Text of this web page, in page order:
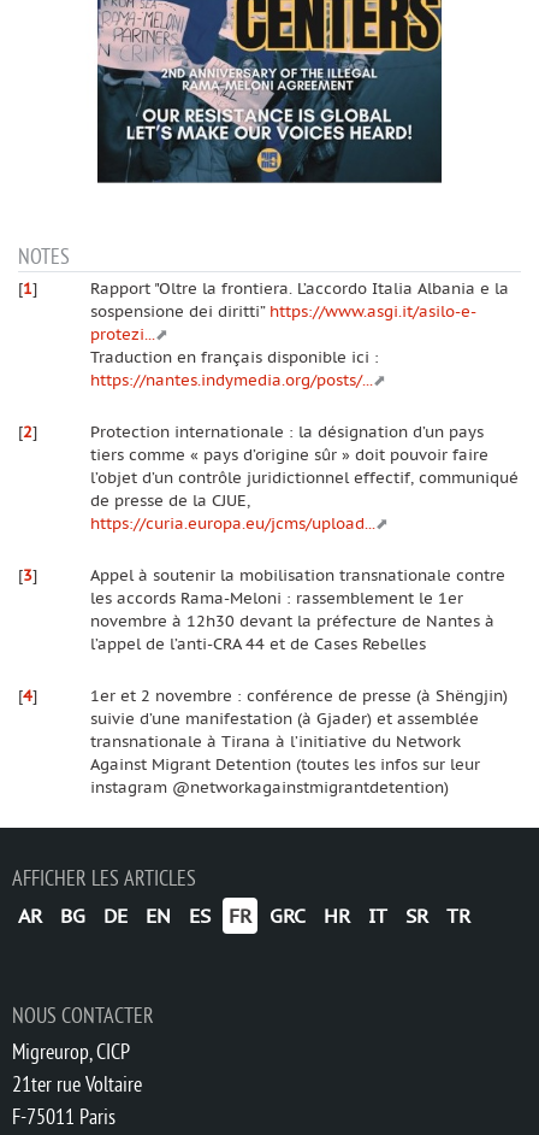
NOTES
[1]
Rapport "Oltre la frontiera. L’accordo Italia Albania e la
sospensione dei diritti” https://www.asgi.it/asilo-e-
protezi...
Traduction en français disponible ici :
https://nantes.indymedia.org/posts/...
[2]
Protection internationale : la désignation d’un pays
tiers comme « pays d’origine sûr » doit pouvoir faire
l’objet d’un contrôle juridictionnel effectif, communiqué
de presse de la CJUE,
https://curia.europa.eu/jcms/upload...
[3]
Appel à soutenir la mobilisation transnationale contre
les accords Rama-Meloni : rassemblement le 1er
novembre à 12h30 devant la préfecture de Nantes à
l’appel de l’anti-CRA 44 et de Cases Rebelles
[4]
1er et 2 novembre : conférence de presse (à Shëngjin)
suivie d’une manifestation (à Gjader) et assemblée
transnationale à Tirana à l’initiative du Network
Against Migrant Detention (toutes les infos sur leur
instagram @networkagainstmigrantdetention)
AFFICHER LES ARTICLES
AR BG DE EN ES FR GRC HR IT SR TR
NOUS CONTACTER
Migreurop, CICP
21ter rue Voltaire
F-75011 Paris